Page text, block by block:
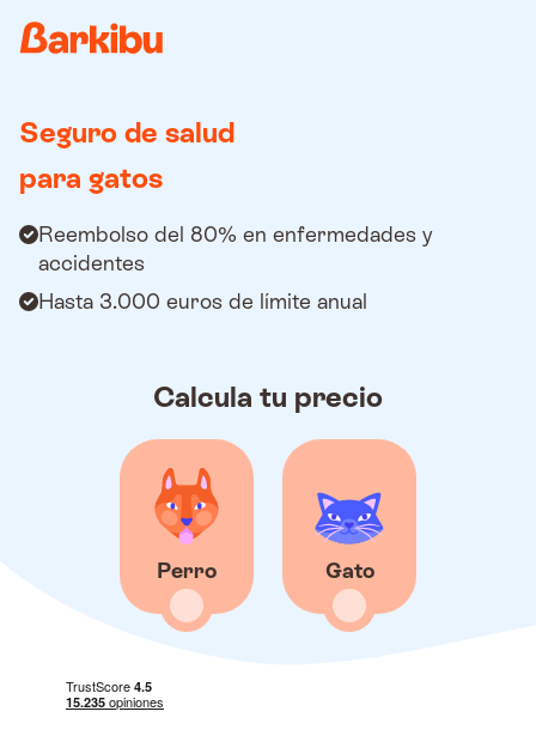
Seguro de salud
para gatos
Reembolso del 80% en enfermedades y
accidentes
Hasta 3.000 euros de límite anual
Calcula tu precio
Perro Gato